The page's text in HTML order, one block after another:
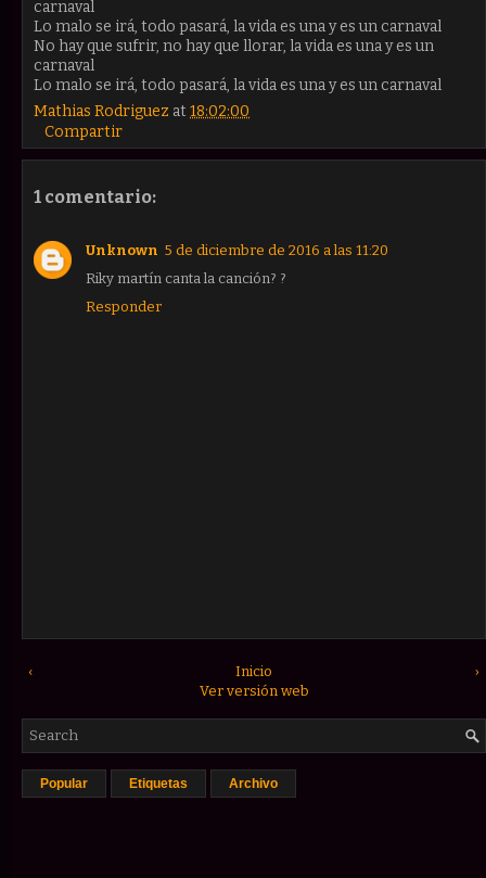
carnaval
Lo malo se irá, todo pasará, la vida es una y es un carnaval
No hay que sufrir, no hay que llorar, la vida es una y es un
carnaval
Lo malo se irá, todo pasará, la vida es una y es un carnaval
Mathias Rodriguez at 18:02:00
Compartir
1 comentario:
Unknown 5 de diciembre de 2016 a las 11:20
Riky martín canta la canción? ?
Responder
‹ ›
Inicio
Ver versión web
Popular Etiquetas Archivo